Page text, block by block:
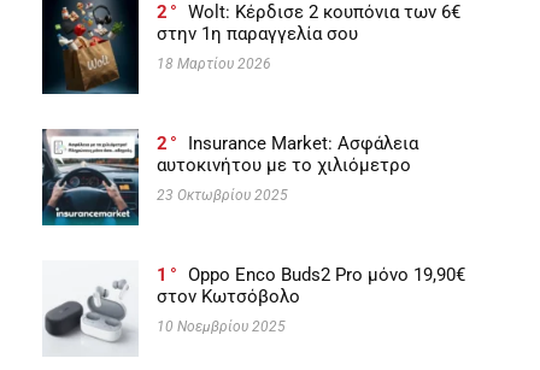
2
Wolt: Κέρδισε 2 κουπόνια των 6€
στην 1η παραγγελία σου
18 Μαρτίου 2026
2
Insurance Market: Ασφάλεια
αυτοκινήτου με το χιλιόμετρο
23 Οκτωβρίου 2025
1
Oppo Enco Buds2 Pro μόνο 19,90€
στον Κωτσόβολο
10 Νοεμβρίου 2025